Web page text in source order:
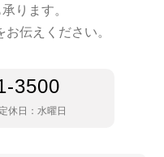
ります。
伝えください。
3500
定休日：水曜日